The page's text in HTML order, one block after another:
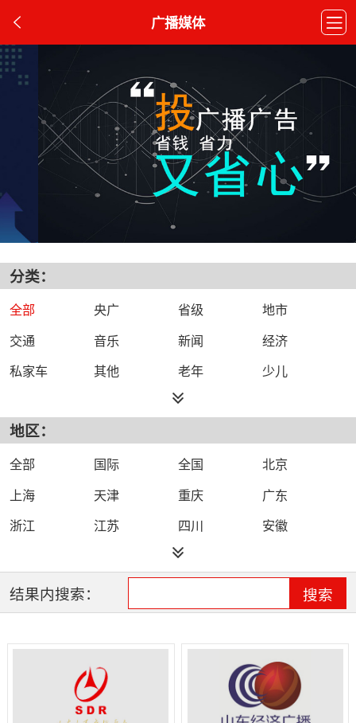
广播媒体
分类：
全部 央广 省级
地市
交通
音乐 新闻
经济
私家车
其他 老年
少儿
旅游
外语
农村
戏曲 娱乐
城市
健康
生活
地区：
全部 国际 全国
北京
上海
天津 重庆
广东
浙江
江苏 四川
安徽
河北
黑龙江
江西
辽宁 山东
山西
陕西
云南 新疆
青海
内蒙古
广西
结果内搜索： 搜索